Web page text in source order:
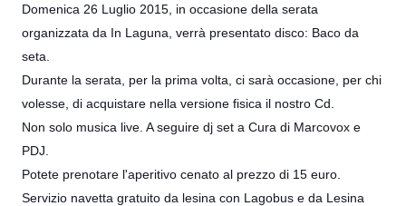
Domenica 26 Luglio 2015, in occasione della serata
organizzata da In Laguna, verrà presentato disco: Baco da
seta.
Durante la serata, per la prima volta, ci sarà occasione, per chi
volesse, di acquistare nella versione fisica il nostro Cd.
Non solo musica live. A seguire dj set a Cura di Marcovox e
PDJ.
Potete prenotare l'aperitivo cenato al prezzo di 15 euro.
Servizio navetta gratuito da lesina con Lagobus e da Lesina